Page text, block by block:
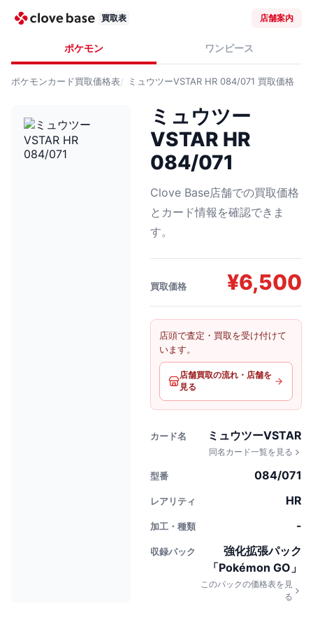
買取表 店舗案内
ポケモン ワンピース
ポケモンカード買取価格表 ミュウツーVSTAR HR 084/071 買取価格
ミュウツー
VSTAR HR
084/071
Clove Base店舗での買取価格
とカード情報を確認できま
す。
買取価格 ¥6,500
店頭で査定・買取を受け付けて
います。
店舗買取の流れ・店舗を
見る
カード名 ミュウツーVSTAR
同名カード一覧を見る
型番 084/071
レアリティ HR
加工・種類 -
収録パック
強化拡張パック
「Pokémon GO」
このパックの価格表を見
る